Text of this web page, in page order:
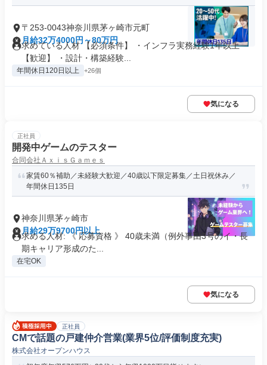
〒253-0043神奈川県茅ヶ崎市元町
月給32万4000円～80万円
求めている人材 【必須条件】 ・インフラ実務経験1年以上
【歓迎】 ・設計・構築経験...
年間休日120日以上 +26個
気になる
正社員
開発中ゲームのテスター
合同会社ＡｘｉｓＧａｍｅｓ
家賃60％補助／未経験大歓迎／40歳以下限定募集／土日祝休み／
年間休日135日
神奈川県茅ヶ崎市
月給29万9700円以上
求める人材: 《 応募資格 》 40歳未満（例外事由3号のイ・長
期キャリア形成のた...
在宅OK
気になる
正社員
CMで話題の戸建仲介営業(業界5位/評価制度充実)
株式会社オープンハウス